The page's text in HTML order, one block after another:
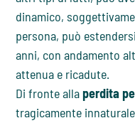
dinamico,
persona, può
anni, con andamento
attenua e ricadute.
Di fronte allaperdita
tragicamente